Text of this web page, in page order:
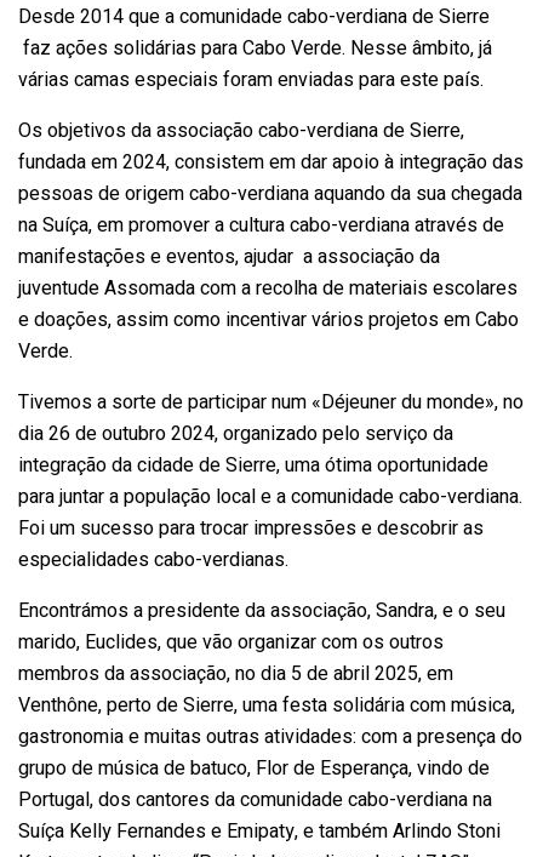
Desde 2014 que a comunidade cabo-verdiana de Sierre
faz ações solidárias para Cabo Verde. Nesse âmbito, já
várias camas especiais foram enviadas para este país.
Os objetivos da associação cabo-verdiana de Sierre,
fundada em 2024, consistem em dar apoio à integração das
pessoas de origem cabo-verdiana aquando da sua chegada
na Suíça, em promover a cultura cabo-verdiana através de
manifestações e eventos, ajudar a associação da
juventude Assomada com a recolha de materiais escolares
e doações, assim como incentivar vários projetos em Cabo
Verde.
Tivemos a sorte de participar num «Déjeuner du monde», no
dia 26 de outubro 2024, organizado pelo serviço da
integração da cidade de Sierre, uma ótima oportunidade
para juntar a população local e a comunidade cabo-verdiana.
Foi um sucesso para trocar impressões e descobrir as
especialidades cabo-verdianas.
Encontrámos a presidente da associação, Sandra, e o seu
marido, Euclides, que vão organizar com os outros
membros da associação, no dia 5 de abril 2025, em
Venthône, perto de Sierre, uma festa solidária com música,
gastronomia e muitas outras atividades: com a presença do
grupo de música de batuco, Flor de Esperança, vindo de
Portugal, dos cantores da comunidade cabo-verdiana na
Suíça Kelly Fernandes e Emipaty, e também Arlindo Stoni